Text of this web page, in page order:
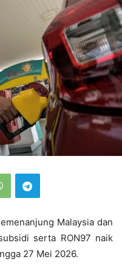
Malaysia dan
serta RON97 naik
27 Mei 2026.